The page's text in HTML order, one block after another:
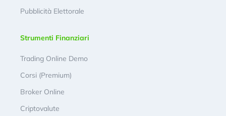
Pubblicità Elettorale
Strumenti Finanziari
Trading Online Demo
Corsi (Premium)
Broker Online
Criptovalute